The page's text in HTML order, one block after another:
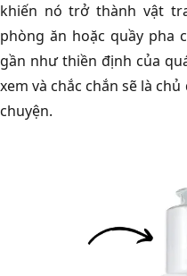
khiến nó trở thành vật
phòng ăn hoặc quầy pha
gần như thiền định của
xem và chắc chắn sẽ là
chuyện.